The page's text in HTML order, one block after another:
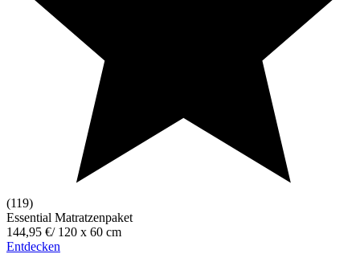
(119)
Essential Matratzenpaket
144,95 €/ 120 x 60 cm
Entdecken